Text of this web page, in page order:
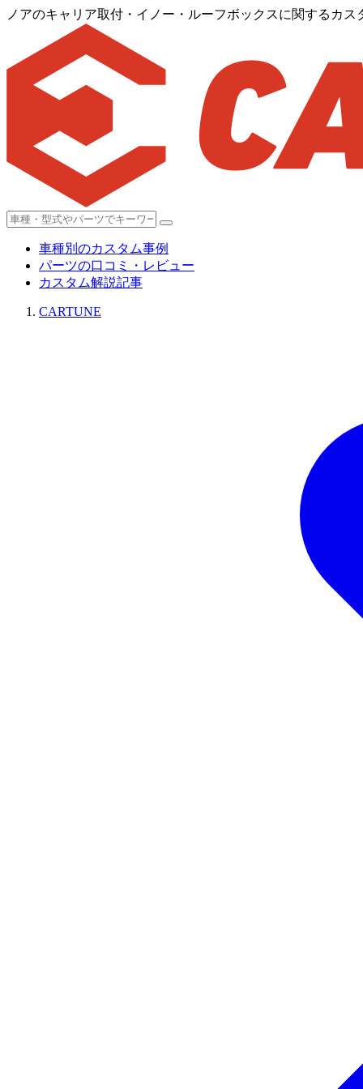
ノアのキャリア取付・イノー・ルーフボックスに関するカス
車種別のカスタム事例
パーツの口コミ・レビュー
カスタム解説記事
CARTUNE